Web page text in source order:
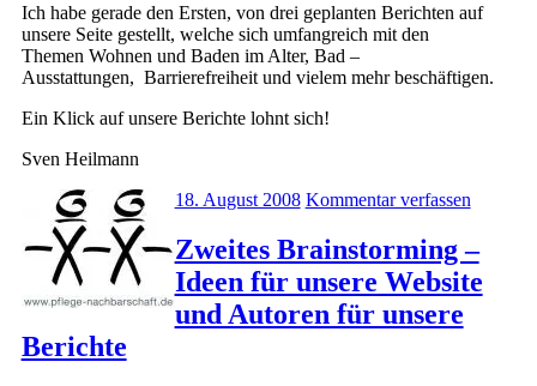
Ich habe gerade den Ersten, von drei geplanten Berichten auf
unsere Seite gestellt, welche sich umfangreich mit den
Themen Wohnen und Baden im Alter, Bad –
Ausstattungen, Barrierefreiheit und vielem mehr beschäftigen.
Ein Klick auf unsere Berichte lohnt sich!
Sven Heilmann
18. August 2008 Kommentar verfassen
Zweites Brainstorming –
Ideen für unsere Website
und Autoren für unsere
Berichte